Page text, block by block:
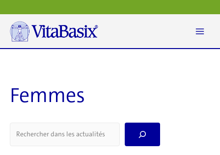
au
contenu
Femmes